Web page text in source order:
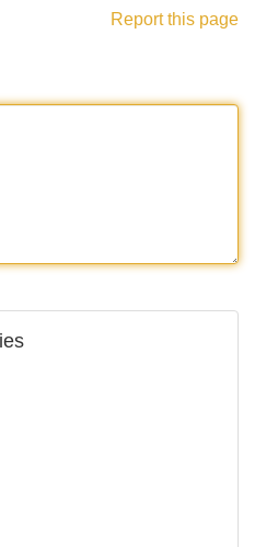
Report this page